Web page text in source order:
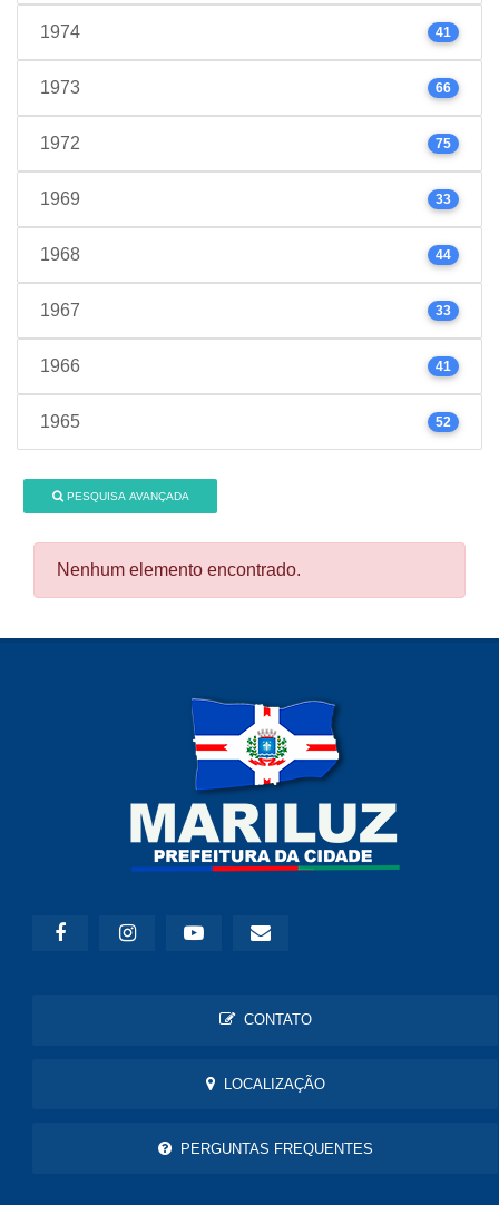
1974 41
1973 66
1972 75
1969 33
1968 44
1967 33
1966 41
1965 52
PESQUISA AVANÇADA
Nenhum elemento encontrado.
CONTATO
LOCALIZAÇÃO
PERGUNTAS FREQUENTES